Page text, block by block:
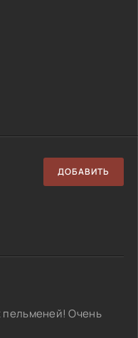
ДОБАВИТЬ
пельменей! Очень